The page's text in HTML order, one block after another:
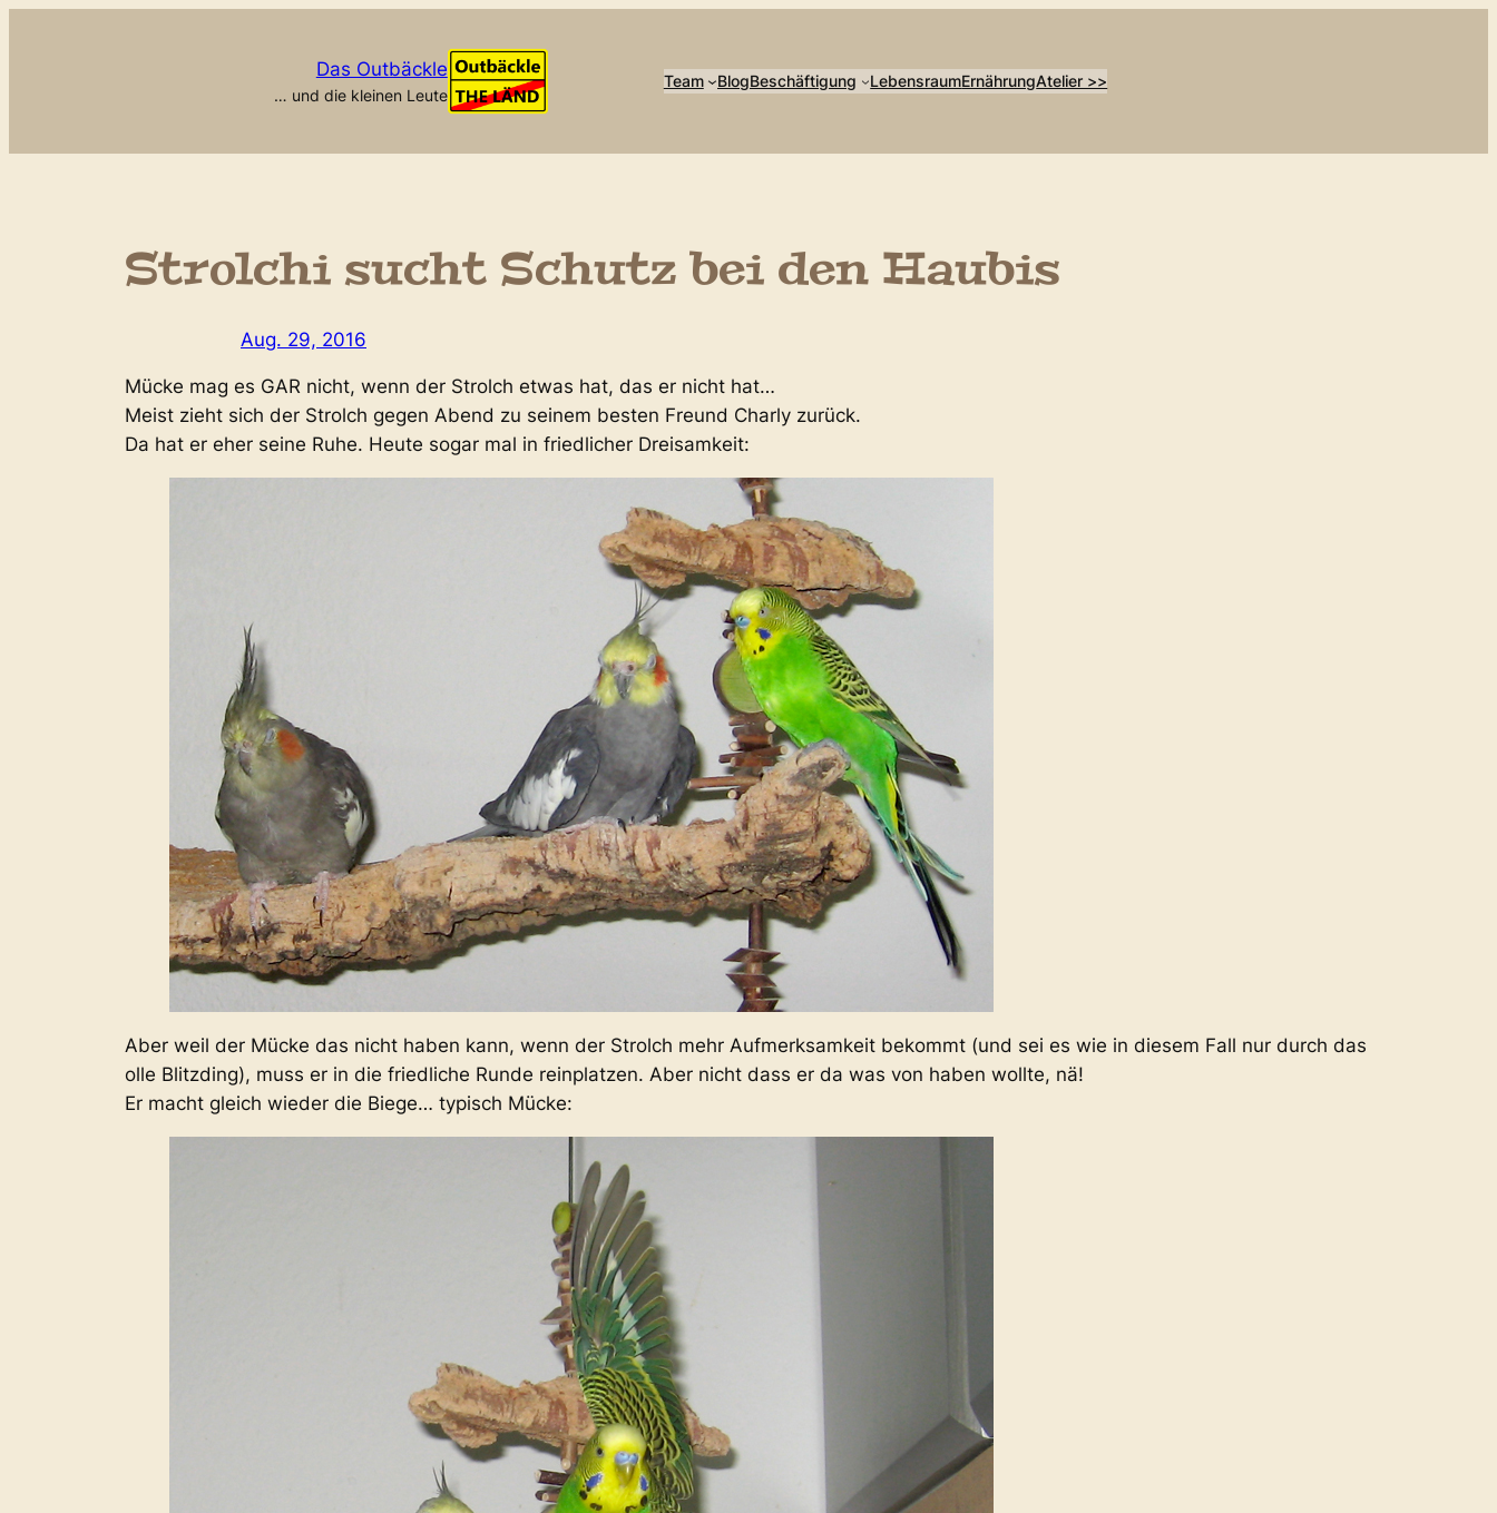
Das Outbäckle
… und die kleinen Leute
Team BlogBeschäftigung LebensraumErnährungAtelier >>
Strolchi sucht Schutz bei den Haubis
Aug. 29, 2016
Mücke mag es GAR nicht, wenn der Strolch etwas hat, das er nicht hat…
Meist zieht sich der Strolch gegen Abend zu seinem besten Freund Charly zurück.
Da hat er eher seine Ruhe. Heute sogar mal in friedlicher Dreisamkeit:
Aber weil der Mücke das nicht haben kann, wenn der Strolch mehr Aufmerksamkeit bekommt (und sei es wie in diesem Fall nur durch das
olle Blitzding), muss er in die friedliche Runde reinplatzen. Aber nicht dass er da was von haben wollte, nä!
Er macht gleich wieder die Biege… typisch Mücke: